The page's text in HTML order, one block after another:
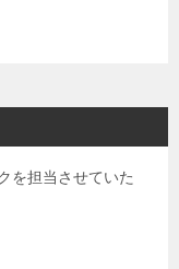
を担当させていた